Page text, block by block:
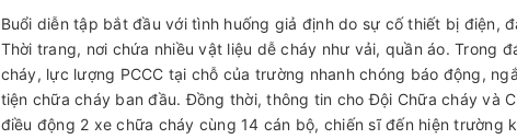
Buổi diễn tập bắt đầu với tình huống giả định do sự cố thiết bị điện,
Thời trang, nơi chứa nhiều vật liệu dễ cháy như vải, quần áo. Trong
cháy, lực lượng PCCC tại chỗ của trường nhanh chóng báo động,
tiện chữa cháy ban đầu. Đồng thời, thông tin cho Đội Chữa cháy và
điều động 2 xe chữa cháy cùng 14 cán bộ, chiến sĩ đến hiện trường